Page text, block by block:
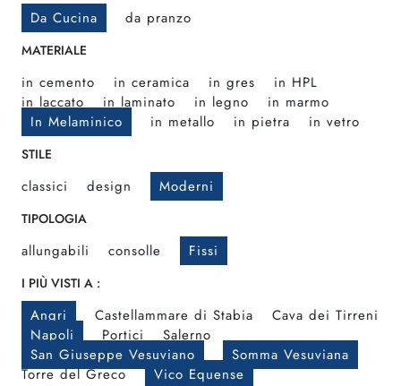
Da Cucina da pranzo
MATERIALE
in cemento in ceramica in gres
in HPL
in laccato
in laminato in legno
in marmo
In Melaminico
in metallo in pietra in vetro
STILE
classici design Moderni
TIPOLOGIA
allungabili consolle Fissi
I PIÙ VISTI A :
Angri Castellammare di Stabia
Cava dei Tirreni
Napoli
Portici
Salerno
San Giuseppe Vesuviano
Somma Vesuviana
Torre del Greco
Vico Equense